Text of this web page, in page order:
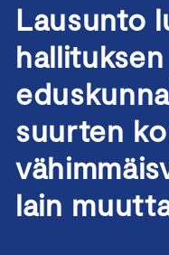
Lausunto
suurten
lain